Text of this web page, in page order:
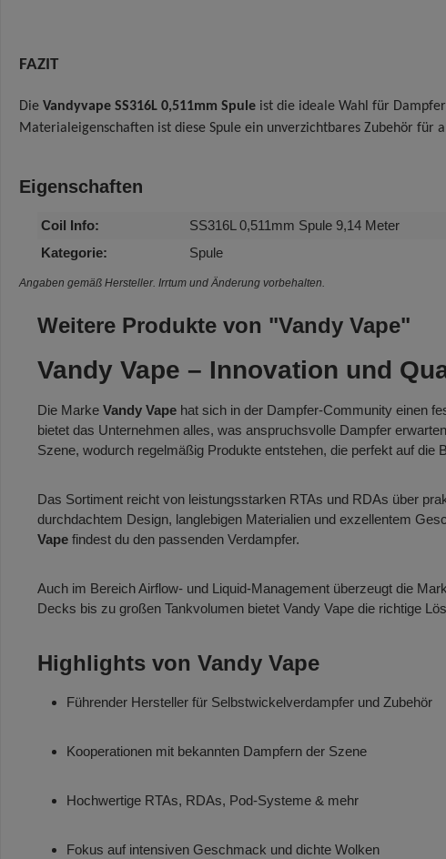
FAZIT
Die Vandyvape SS316L 0,511mm Spule ist die ideale Wahl für
Materialeigenschaften ist diese Spule ein unverzichtbares Zubehör für
Eigenschaften
Coil Info:
SS316L 0,511mm Spule 9,14 Meter
Kategorie:
Spule
Angaben gemäß Hersteller. Irrtum und Änderung vorbehalten.
Weitere Produkte von "Vandy Vape"
Vandy Vape – Innovation und
Die Marke Vandy Vape hat sich in der Dampfer-Community einen
bietet das Unternehmen alles, was anspruchsvolle Dampfer
Szene, wodurch regelmäßig Produkte entstehen, die perfekt auf
Das Sortiment reicht von leistungsstarken RTAs und RDAs über
durchdachtem Design, langlebigen Materialien und exzellentem
Vape findest du den passenden Verdampfer.
Auch im Bereich Airflow- und Liquid-Management überzeugt die
Decks bis zu großen Tankvolumen bietet Vandy Vape die richtige
Highlights von Vandy Vape
Führender Hersteller für Selbstwickelverdampfer und Zubehör
Kooperationen mit bekannten Dampfern der Szene
Hochwertige RTAs, RDAs, Pod-Systeme & mehr
Fokus auf intensiven Geschmack und dichte Wolken